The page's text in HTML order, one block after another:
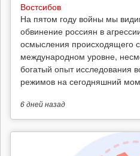
Востсибов
На пятом году войны мы
обвинение россиян в
осмысления происходящего
международном уровне,
богатый опыт исследования
режимов на сегодняшний
6 днейназад